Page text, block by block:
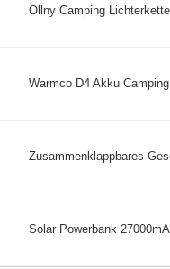
Ollny Camping
Warmco D4 Akku
Zusammenklappbares
Solar Powerbank